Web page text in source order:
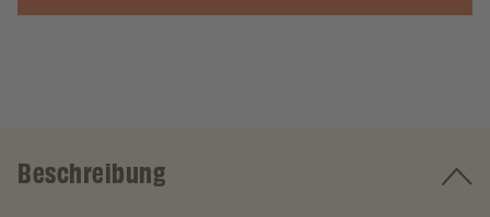
Beschreibung